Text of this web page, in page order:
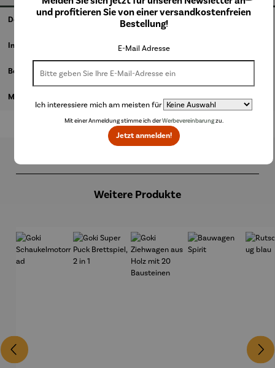
Details
Informationen zum Hersteller
Bewertungen
Magazinbeitrag
Produktgalerie überspringen
Weitere Produkte
und profitieren Sie von einer versandkostenfreien
Bestellung!
E-Mail Adresse
Ich interessiere mich am meisten für
Mit einer Anmeldung stimme ich derWerbevereinbarungzu.
Jetzt anmelden!